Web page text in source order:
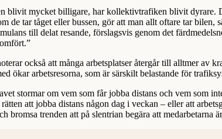
blivit mycket billigare, har kollektivtrafiken blivit dyrare.
de tar tåget eller bussen, gör att man allt oftare tar bilen,
till delat resande, förslagsvis genom det
också att många arbetsplatser återgår till alltmer av
ökar arbetsresorna, som är särskilt belastande för
stormar om vem som får jobba distans och vem som
att jobba distans någon dag i veckan – eller att
bromsa trenden att på slentrian begära att medarbetarna